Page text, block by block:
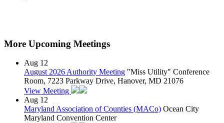
More Upcoming Meetings
Aug 12
August 2026 Authority Meeting "Miss Utility" Conference
Room, 7223 Parkway Drive, Hanover, MD 21076
View Meeting
Aug 12
Maryland Association of Counties (MACo) Ocean City
Maryland Convention Center